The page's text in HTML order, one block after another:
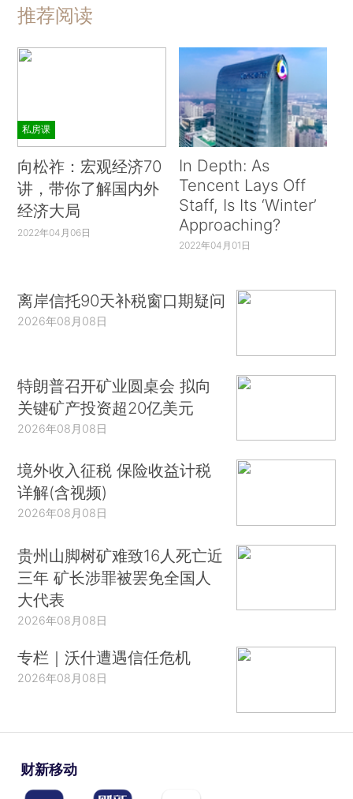
推荐阅读
私房课
向松祚：宏观经济70
讲，带你了解国内外
经济大局
2022年04月06日
In Depth: As
Tencent Lays Off
Staff, Is Its ‘Winter’
Approaching?
2022年04月01日
离岸信托90天补税窗口期疑问
2026年08月08日
特朗普召开矿业圆桌会 拟向
关键矿产投资超20亿美元
2026年08月08日
境外收入征税 保险收益计税
详解(含视频)
2026年08月08日
贵州山脚树矿难致16人死亡近
三年 矿长涉罪被罢免全国人
大代表
2026年08月08日
专栏｜沃什遭遇信任危机
2026年08月08日
财新移动